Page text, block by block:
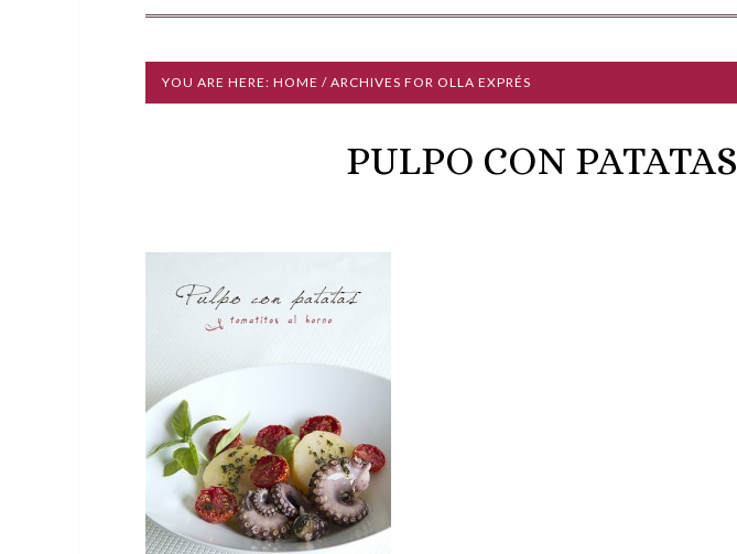
YOU ARE HERE: HOME / ARCHIVES FOR OLLA EXPRÉS
PULPO CON PATATAS